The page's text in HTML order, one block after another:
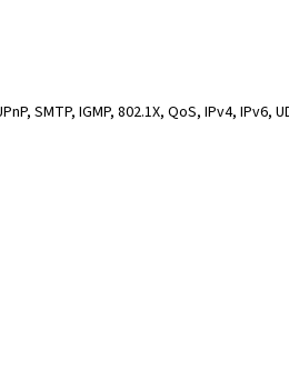
SMTP, IGMP, 802.1X, QoS, IPv4, IPv6,